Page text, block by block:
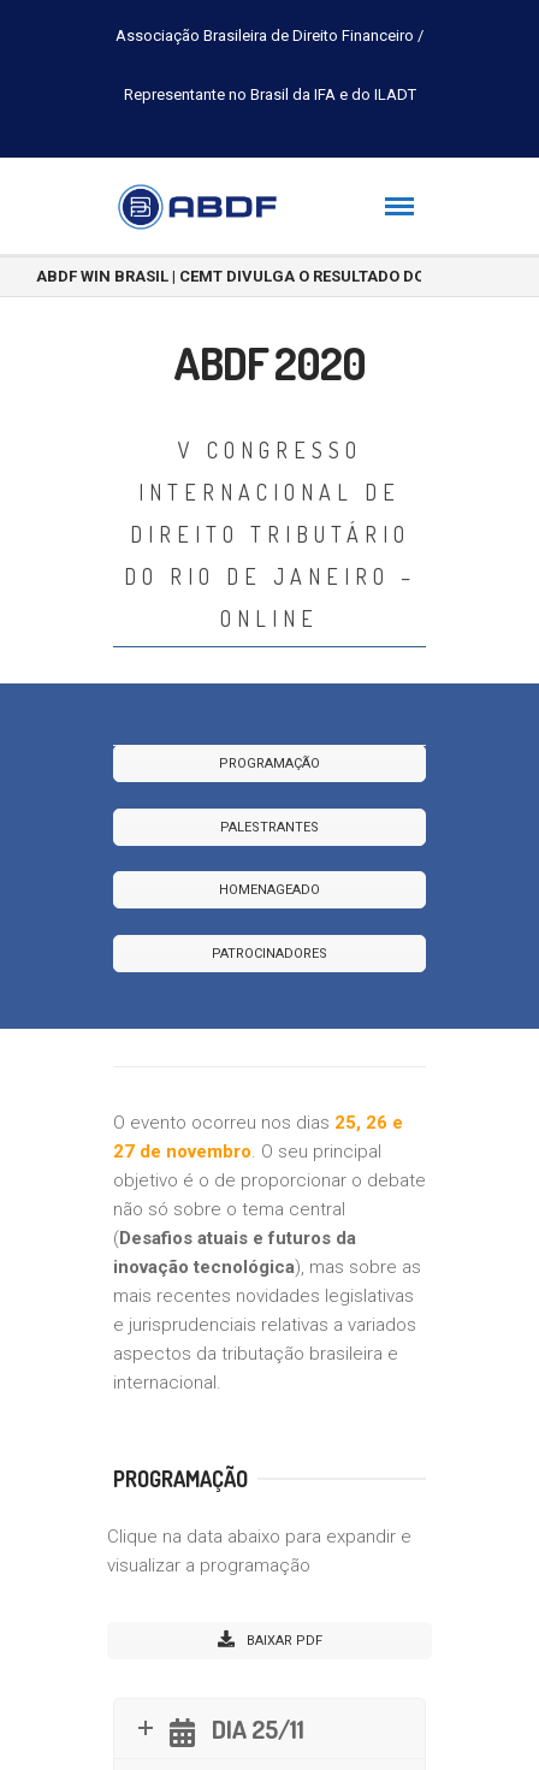
Associação Brasileira de Direito Financeiro /
Representante no Brasil da IFA e do ILADT
ABDF WIN BRASIL | CEMT DIVULGA O RESULTADO DO CONCURSO
ABDF 2020
V CONGRESSO
INTERNACIONAL DE
DIREITO TRIBUTÁRIO
DO RIO DE JANEIRO –
ONLINE
PROGRAMAÇÃO
PALESTRANTES
HOMENAGEADO
PATROCINADORES
O evento ocorreu nos dias 25, 26 e
27 de novembro. O seu principal
objetivo é o de proporcionar o debate
não só sobre o tema central
(Desafios atuais e futuros da
inovação tecnológica), mas sobre as
mais recentes novidades legislativas
e jurisprudenciais relativas a variados
aspectos da tributação brasileira e
internacional.
PROGRAMAÇÃO
Clique na data abaixo para expandir e
visualizar a programação
BAIXAR PDF
DIA 25/11